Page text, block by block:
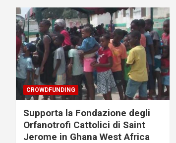
CROWDFUNDING
Supporta la Fondazione degli
Orfanotrofi Cattolici di Saint
Jerome in Ghana West Africa